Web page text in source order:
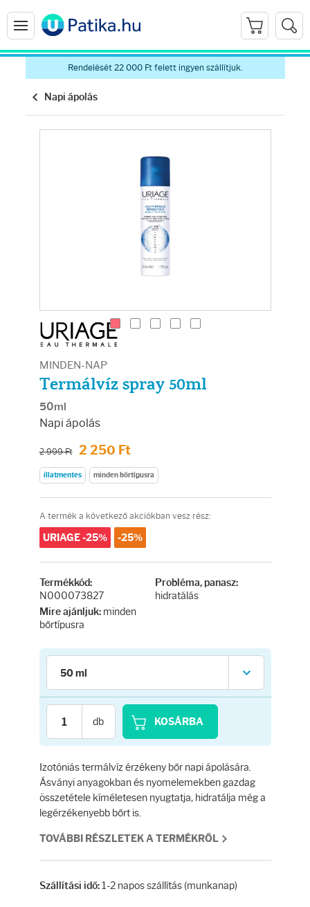
Rendelését 22 000 Ft felett ingyen szállítjuk.
Napi ápolás
MINDEN-NAP
Termálvíz spray 50ml
50ml
Napi ápolás
2 999 Ft 2 250 Ft
illatmentes minden bőrtípusra
A termék a következő akciókban vesz rész:
URIAGE -25% -25%
Termékkód:
N000073827
Mire ajánljuk:minden
bőrtípusra
Probléma, panasz:
hidratálás
db KOSÁRBA
Izotóniás termálvíz érzékeny bőr napi ápolására.
Ásványi anyagokban és nyomelemekben gazdag
összetétele kíméletesen nyugtatja, hidratálja még a
legérzékenyebb bőrt is.
TOVÁBBI RÉSZLETEK A TERMÉKRŐL
Szállítási idő:1-2 napos szállítás (munkanap)
Arcradírok
Arcmaszkok
Ajakápolók
Hajápolás
Samponok
Hajmaszkok
Hajhullás kezelése
Testápolás
Testápolók
Tisztálkodók
Kézkrémek
Egészség
Orrsprayk
Fogkrémek